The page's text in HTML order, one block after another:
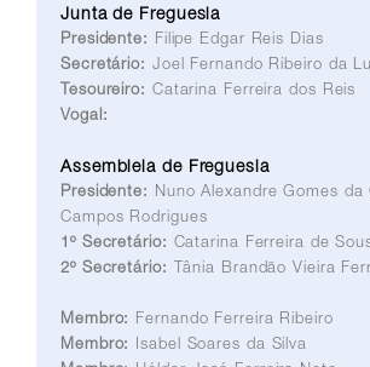
Junta de Freguesia
Presidente: Filipe Edgar Reis Dias
Secretário: Joel Fernando Ribeiro da
Tesoureiro: Catarina Ferreira dos Reis
Vogal:
Assembleia de Freguesia
Presidente: Nuno Alexandre Gomes da
Campos Rodrigues
1º Secretário: Catarina Ferreira de
2º Secretário: Tânia Brandão Vieira
Membro: Fernando Ferreira Ribeiro
Membro: Isabel Soares da Silva